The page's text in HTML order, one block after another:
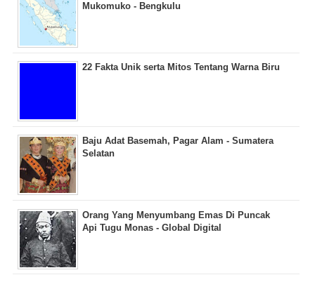
Mukomuko - Bengkulu
22 Fakta Unik serta Mitos Tentang Warna Biru
Baju Adat Basemah, Pagar Alam - Sumatera
Selatan
Orang Yang Menyumbang Emas Di Puncak
Api Tugu Monas - Global Digital